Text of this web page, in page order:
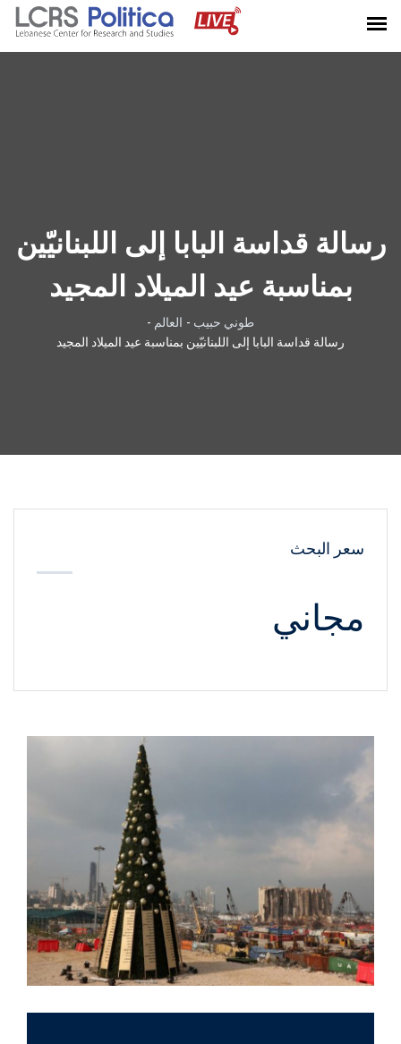
رسالة قداسة البابا إلى اللبنانيّين
بمناسبة عيد الميلاد المجيد
طوني حبيب - العالم -
رسالة قداسة البابا إلى اللبنانيّين بمناسبة عيد الميلاد المجيد
سعر البحث
مجاني